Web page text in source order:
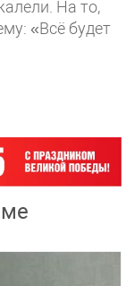
На то,
«Всё будет